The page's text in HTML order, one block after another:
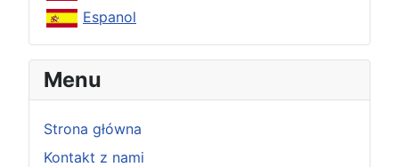
Espanol
Menu
Strona główna
Kontakt z nami